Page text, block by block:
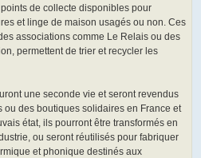
de collecte disponibles pour
et linge de maison usagés ou non. Ces
associations comme Le Relais ou des
permettent de trier et recycler les
une seconde vie et seront revendus
ou des boutiques solidaires en France et
état, ils pourront être transformés en
ou seront réutilisés pour fabriquer
et phonique destinés aux